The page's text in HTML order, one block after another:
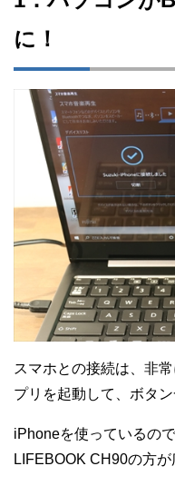
に！
スマホとの接続は、非
プリを起動して、ボタ
iPhoneを使っているの
LIFEBOOK CH90の方が